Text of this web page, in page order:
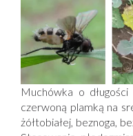
Muchówka o
czerwoną plamką na
żółtobiałej, beznoga,